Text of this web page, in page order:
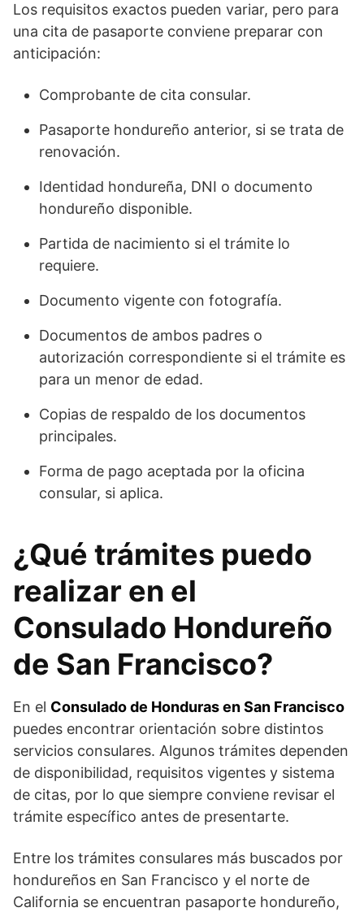
Los requisitos exactos pueden variar, pero para
una cita de pasaporte conviene preparar con
anticipación:
Comprobante de cita consular.
Pasaporte hondureño anterior, si se trata de
renovación.
Identidad hondureña, DNI o documento
hondureño disponible.
Partida de nacimiento si el trámite lo
requiere.
Documento vigente con fotografía.
Documentos de ambos padres o
autorización correspondiente si el trámite es
para un menor de edad.
Copias de respaldo de los documentos
principales.
Forma de pago aceptada por la oficina
consular, si aplica.
¿Qué trámites puedo
realizar en el
Consulado Hondureño
de San Francisco?
En el Consulado de Honduras en San Francisco
puedes encontrar orientación sobre distintos
servicios consulares. Algunos trámites dependen
de disponibilidad, requisitos vigentes y sistema
de citas, por lo que siempre conviene revisar el
trámite específico antes de presentarte.
Entre los trámites consulares más buscados por
hondureños en San Francisco y el norte de
California se encuentran pasaporte hondureño,